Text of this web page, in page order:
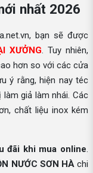
nhất 2026
bạn sẽ được
XƯỞNG. Tuy nhiên,
hơn so với các cửa
ý rằng, hiện nay téc
giả làm nhái. Các
chất liệu inox kém
đãi khi mua online.
NƯỚC SƠN HÀchi